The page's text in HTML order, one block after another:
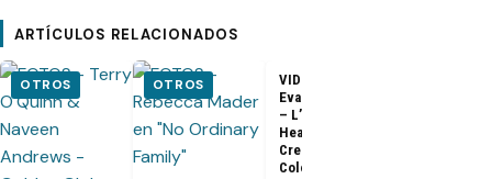
ARTÍCULOS RELACIONADOS
OTROS OTROS
VIDEO –
Evangeline Lilly
– L’Oreal
Healthy Look
Creme Gloss
Color [HD]